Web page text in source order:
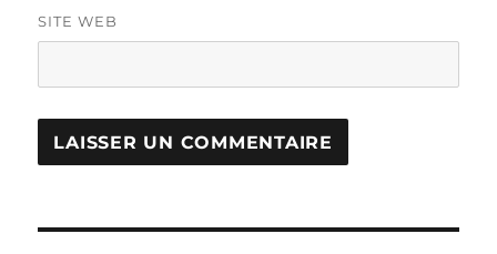
SITE WEB